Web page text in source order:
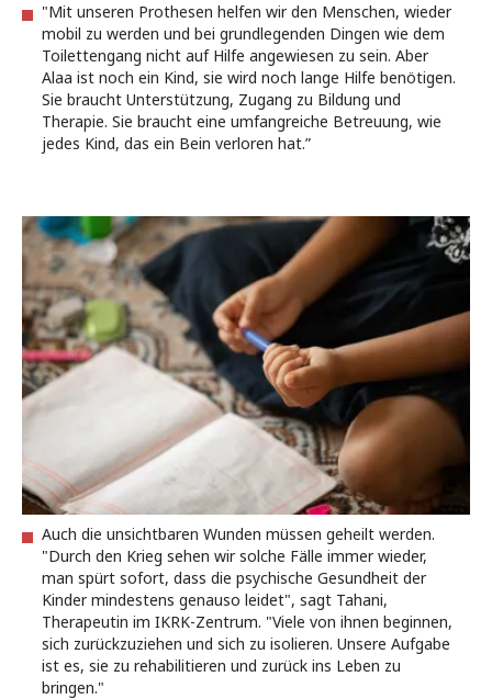
"Mit unseren Prothesen helfen wir den Menschen, wieder
mobil zu werden und bei grundlegenden Dingen wie dem
Toilettengang nicht auf Hilfe angewiesen zu sein. Aber
Alaa ist noch ein Kind, sie wird noch lange Hilfe benötigen.
Sie braucht Unterstützung, Zugang zu Bildung und
Therapie. Sie braucht eine umfangreiche Betreuung, wie
jedes Kind, das ein Bein verloren hat.”
Auch die unsichtbaren Wunden müssen geheilt werden.
"Durch den Krieg sehen wir solche Fälle immer wieder,
man spürt sofort, dass die psychische Gesundheit der
Kinder mindestens genauso leidet", sagt Tahani,
Therapeutin im IKRK-Zentrum. "Viele von ihnen beginnen,
sich zurückzuziehen und sich zu isolieren. Unsere Aufgabe
ist es, sie zu rehabilitieren und zurück ins Leben zu
bringen."